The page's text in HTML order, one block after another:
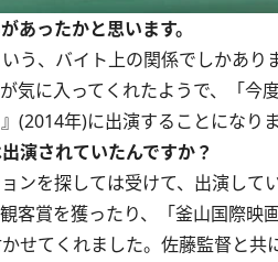
ったかと思います。
う、バイト上の関係でしかあり
気に入ってくれたようで、「今
(2014年)に出演することになりま
演されていたんですか？
ンを探しては受けて、出演して
客賞を獲ったり、「釜山国際
せてくれました。佐藤監督と